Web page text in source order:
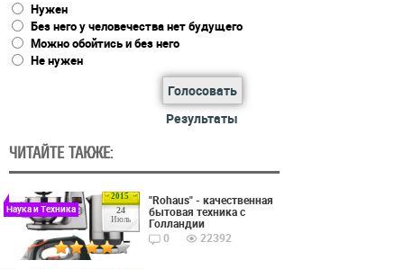
Нужен
Без него у человечества нет будущего
Можно обойтись и без него
Не нужен
Голосовать
Результаты
ЧИТАЙТЕ ТАКЖЕ:
2015
24
Июль
Наука и Техника
"Rohaus" - качественная
бытовая техника с
Голландии
0
22392